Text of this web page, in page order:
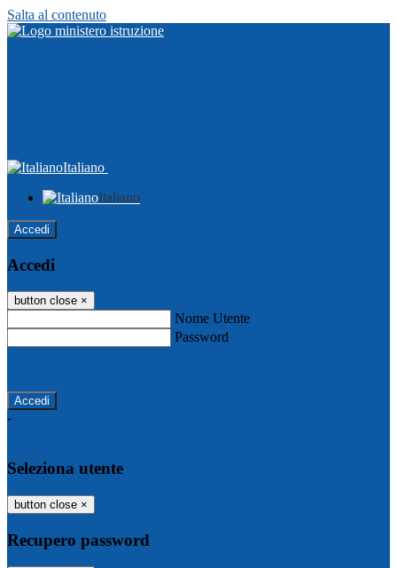
Salta al contenuto
Italiano
Italiano
Accedi
Accedi
button close ×
Nome Utente
Password
-
Seleziona utente
button close ×
Recupero password